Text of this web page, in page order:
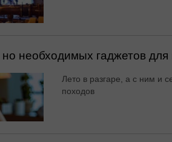
необходимых гаджетов для
Лето в разгаре, а с ним и
походов